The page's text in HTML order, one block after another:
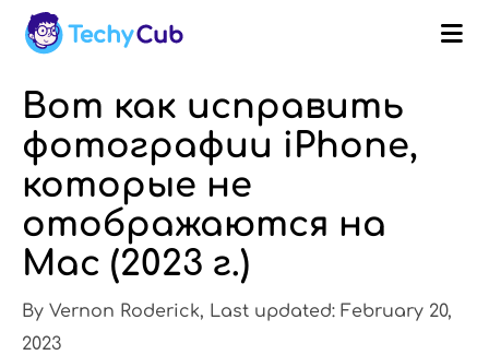
Вот как исправить
фотографии iPhone,
которые не
отображаются на
Mac (2023 г.)
By Vernon Roderick, Last updated: February 20,
2023